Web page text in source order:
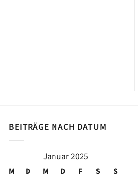
BEITRÄGE NACH DATUM
Januar 2025
M D M D F S
S